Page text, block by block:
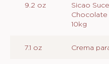
GANACHE
DE
CHOCOLATE
9.2 oz
Sicao
Chocolate
10kg
7.1 oz Crema